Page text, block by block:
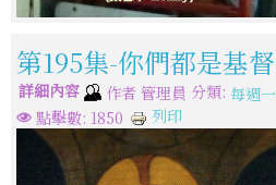
第195集-你們都是基
詳細內容 作者 管理員 分類: 每週
點擊數: 1850
列印